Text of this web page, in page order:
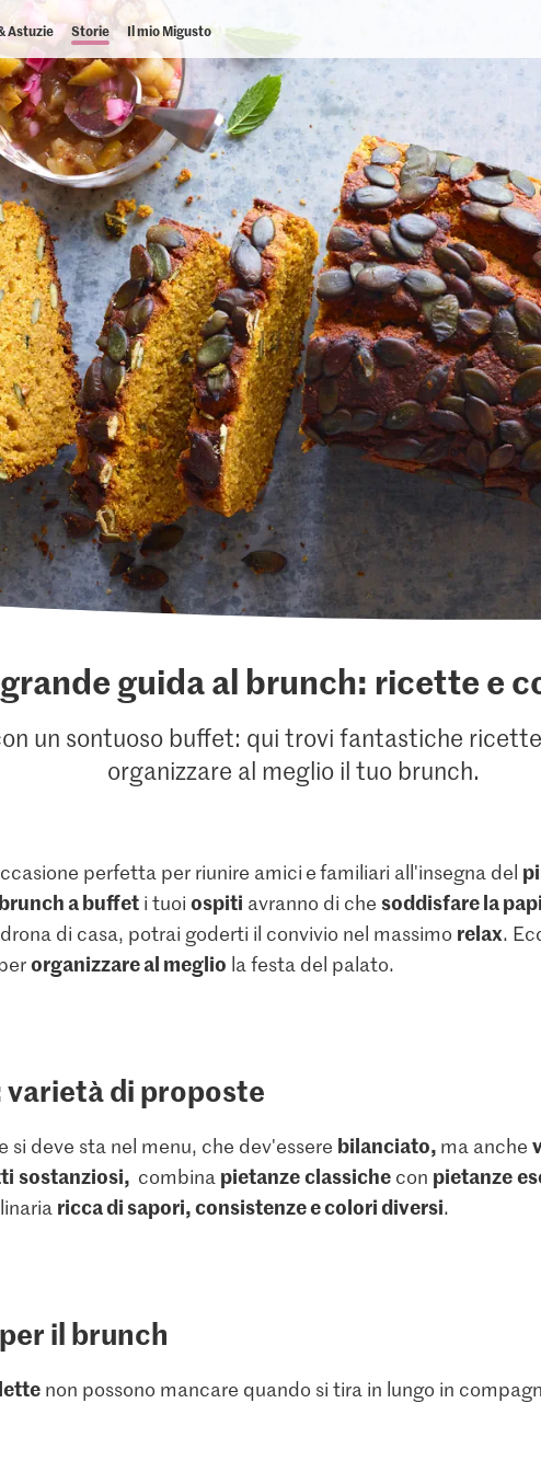
Astuzie Storie Il mio Migusto
guida al brunch: ricette e
un sontuoso buffet: qui trovi fantastiche
organizzare al meglio il tuo brunch.
perfetta per riunire amici efamiliari all'insegna del
brunch a buffeti tuoi ospiti avranno di che soddisfare la
di casa, potrai goderti il convivio nel massimo relax.
organizzare al meglio la festa del palato.
varietà di proposte
si deve sta nel menu, che dev'essere bilanciato, ma anche
sostanziosi, combina pietanzeclassichecon pietanze
ricca di sapori, consistenze e colori diversi.
il brunch
non possono mancare quando si tira in lungo in